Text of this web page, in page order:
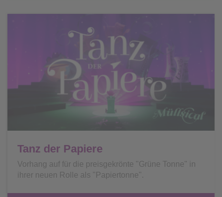
Tanz der Papiere
Vorhang auf für die preisgekrönte "Grüne Tonne" in
ihrer neuen Rolle als "Papiertonne".